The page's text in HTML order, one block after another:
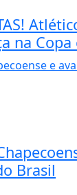
na
Brasil